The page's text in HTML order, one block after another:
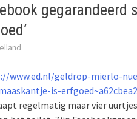
gegarandeerd
www.ed.nl/geldrop-mierlo-
is-
regelmatig maar vier